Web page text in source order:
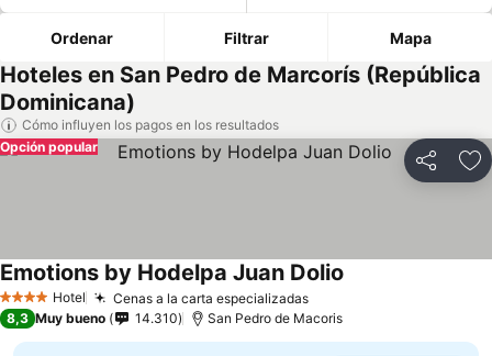
Ordenar Filtrar Mapa
Hoteles en San Pedro de Marcorís (República
Dominicana)
Cómo influyen los pagos en los resultados
Compartir
Opción popular
4 EstrellasHotel Cenas a la carta especializadasVer precios
Emotions by Hodelpa Juan Dolio
8,3 Muy bueno 14.310 San Pedro de Macoris